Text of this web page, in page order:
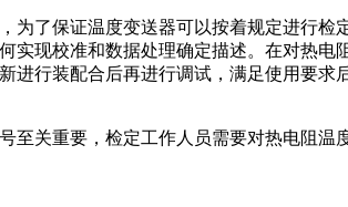
了保证温度变送器可以按着规定进行
实现校准和数据处理确定描述。在对热
行装配合后再进行调试，满足使用要求
关重要，检定工作人员需要对热电阻